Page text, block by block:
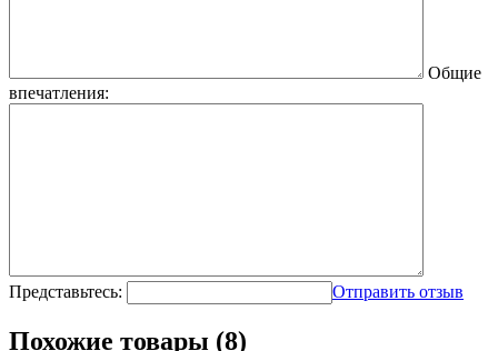
Общие
впечатления:
Представьтесь: Отправить отзыв
Похожие товары (8)